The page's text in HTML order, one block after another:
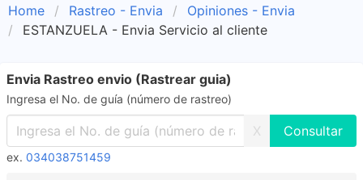
Home Rastreo - Envia
Opiniones - Envia
ESTANZUELA - Envia Servicio al cliente
Envia Rastreo envio (Rastrear guia)
Ingresa el No. de guía (número de rastreo)
X
ex. 034038751459